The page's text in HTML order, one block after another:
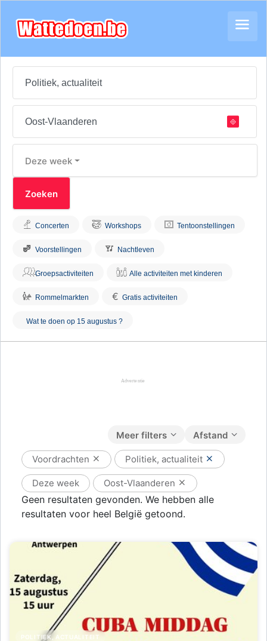
Deze week
Concerten Workshops Tentoonstellingen
Voorstellingen Nachtleven
Groepsactiviteiten Alle activiteiten met kinderen
Rommelmarkten € Gratis activiteiten
Wat te doen op 15 augustus ?
Afstand
Meer filters
Voordrachten Politiek, actualiteit
Deze week Oost-Vlaanderen
Geen resultaten gevonden. We hebben alle
resultaten voor heel België getoond.
POLITIEK, ACTUALITEIT